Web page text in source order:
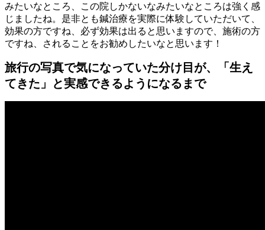
みたいなところ、この院しかないなみたいなところは強く感
じましたね。是非とも鍼治療を実際に体験していただいて、
効果の方ですね、必ず効果は出ると思いますので、施術の方
ですね、されることをお勧めしたいなと思います！
旅行の写真で気になっていた分け目が、「生え
てきた」と実感できるようになるまで